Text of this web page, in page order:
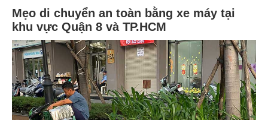
Mẹo di chuyển an toàn bằng xe máy tại
khu vực Quận 8 và TP.HCM